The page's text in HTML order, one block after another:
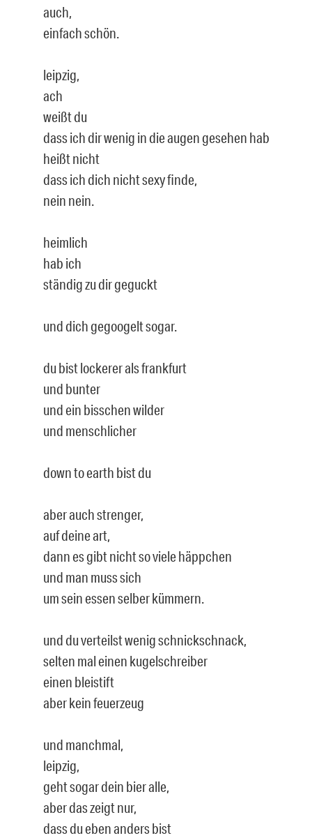
auch,
einfach schön.
leipzig,
ach
weißt du
dass ich dir wenig in die augen gesehen hab
heißt nicht
dass ich dich nicht sexy finde,
nein nein.
heimlich
hab ich
ständig zu dir geguckt
und dich gegoogelt sogar.
du bist lockerer als frankfurt
und bunter
und ein bisschen wilder
und menschlicher
down to earth bist du
aber auch strenger,
auf deine art,
dann es gibt nicht so viele häppchen
und man muss sich
um sein essen selber kümmern.
und du verteilst wenig schnickschnack,
selten mal einen kugelschreiber
einen bleistift
aber kein feuerzeug
und manchmal,
leipzig,
geht sogar dein bier alle,
aber das zeigt nur,
dass du eben anders bist